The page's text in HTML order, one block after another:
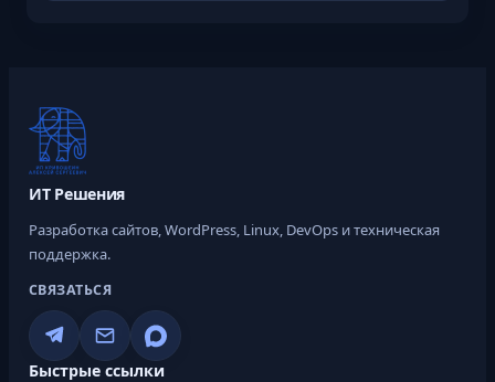
ИТ Решения
Разработка сайтов, WordPress, Linux, DevOps и техническая
поддержка.
СВЯЗАТЬСЯ
Быстрые ссылки